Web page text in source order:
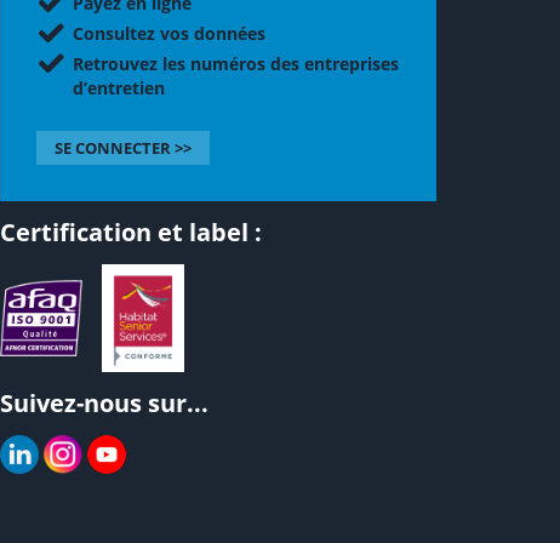
Consultez vos données
Retrouvez les numéros des entreprises
d’entretien
SE CONNECTER >>
Certification et label :
Suivez-nous sur...